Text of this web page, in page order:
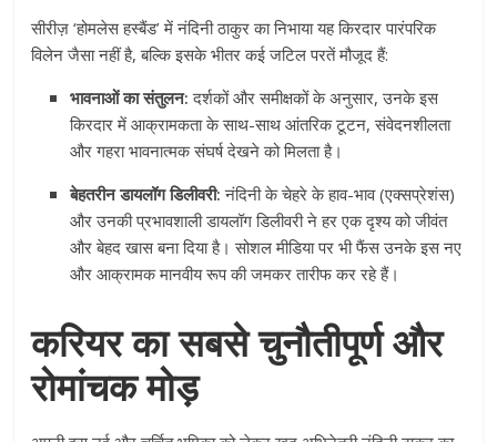
सीरीज़ ‘होमलेस हस्बैंड’ में नंदिनी ठाकुर का निभाया यह किरदार पारंपरिक
विलेन जैसा नहीं है, बल्कि इसके भीतर कई जटिल परतें मौजूद हैं:
भावनाओं का संतुलन: दर्शकों और समीक्षकों के अनुसार, उनके इस
किरदार में आक्रामकता के साथ-साथ आंतरिक टूटन, संवेदनशीलता
और गहरा भावनात्मक संघर्ष देखने को मिलता है।
बेहतरीन डायलॉग डिलीवरी: नंदिनी के चेहरे के हाव-भाव (एक्सप्रेशंस)
और उनकी प्रभावशाली डायलॉग डिलीवरी ने हर एक दृश्य को जीवंत
और बेहद खास बना दिया है। सोशल मीडिया पर भी फैंस उनके इस नए
और आक्रामक मानवीय रूप की जमकर तारीफ कर रहे हैं।
करियर का सबसे चुनौतीपूर्ण और
रोमांचक मोड़